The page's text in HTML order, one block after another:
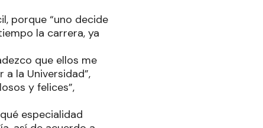
porque “uno decide
la carrera, ya
que ellos me
la Universidad”,
y felices”,
especialidad